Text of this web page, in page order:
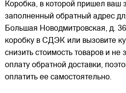
Коробка, в которой пришел ваш
заполненный обратный адрес
Большая Новодмитровская, д.
коробку в СДЭК или вызовите
снизить стоимость товаров и не
оплату обратной доставки,
оплатить ее самостоятельно.